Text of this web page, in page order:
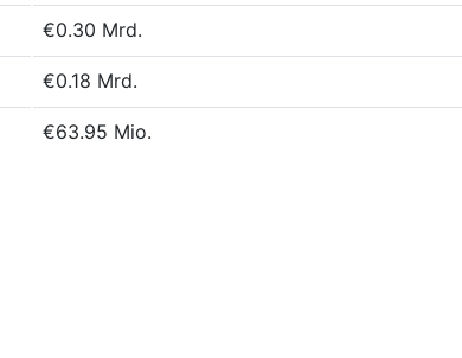
€0.30 Mrd.
€0.18 Mrd.
€63.95 Mio.